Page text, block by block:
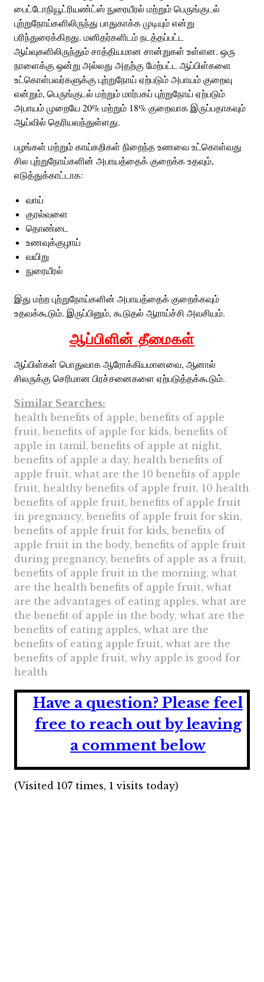
பைட்டோநியூட்ரியண்ட்ஸ் நுரையீரல் மற்றும் பெருங்குடல்
புற்றுநோய்களிலிருந்து பாதுகாக்க முடியும் என்று
பரிந்துரைக்கிறது. மனிதர்களிடம் நடத்தப்பட்ட
ஆய்வுகளிலிருந்தும் சாத்தியமான சான்றுகள் உள்ளன. ஒரு
நாளைக்கு ஒன்று அல்லது அதற்கு மேற்பட்ட ஆப்பிள்களை
உட்கொள்பவர்களுக்கு புற்றுநோய் ஏற்படும் அபாயம் குறைவு
என்றும், பெருங்குடல் மற்றும் மார்பகப் புற்றுநோய் ஏற்படும்
அபாயம் முறையே 20% மற்றும் 18% குறைவாக இருப்பதாகவும்
ஆய்வில் தெரியவந்துள்ளது.
பழங்கள் மற்றும் காய்கறிகள் நிறைந்த உணவை உட்கொள்வது
சில புற்றுநோய்களின் அபாயத்தைக் குறைக்க உதவும்,
எடுத்துக்காட்டாக:
வாய்
குரல்வளை
தொண்டை
உணவுக்குழாய்
வயிறு
நுரையீரல்
இது மற்ற புற்றுநோய்களின் அபாயத்தைக் குறைக்கவும்
உதவக்கூடும். இருப்பினும், கூடுதல் ஆராய்ச்சி அவசியம்.
ஆப்பிளின் தீமைகள்
ஆப்பிள்கள் பொதுவாக ஆரோக்கியமானவை, ஆனால்
சிலருக்கு செரிமான பிரச்சனைகளை ஏற்படுத்தக்கூடும்.
Similar Searches:
health benefits of apple, benefits of apple
fruit, benefits of apple for kids, benefits of
apple in tamil, benefits of apple at night,
benefits of apple a day, health benefits of
apple fruit, what are the 10 benefits of apple
fruit, healthy benefits of apple fruit, 10 health
benefits of apple fruit, benefits of apple fruit
in pregnancy, benefits of apple fruit for skin,
benefits of apple fruit for kids, benefits of
apple fruit in the body, benefits of apple fruit
during pregnancy, benefits of apple as a fruit,
benefits of apple fruit in the morning, what
are the health benefits of apple fruit, what
are the advantages of eating apples, what are
the benefit of apple in the body, what are the
benefits of eating apples, what are the
benefits of eating apple fruit, what are the
benefits of apple fruit, why apple is good for
health
Have a question? Please feel
free to reach out by leaving
a comment below
(Visited 107 times, 1 visits today)